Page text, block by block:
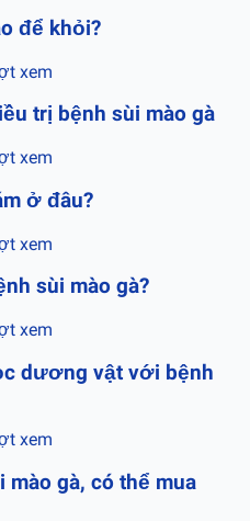
để khỏi?
xem
trị bệnh sùi mào gà
xem
ở đâu?
xem
sùi mào gà?
xem
dương vật với bệnh
xem
gà, có thể mua